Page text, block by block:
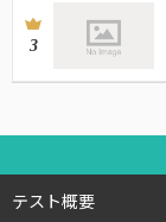
3
テスト概要